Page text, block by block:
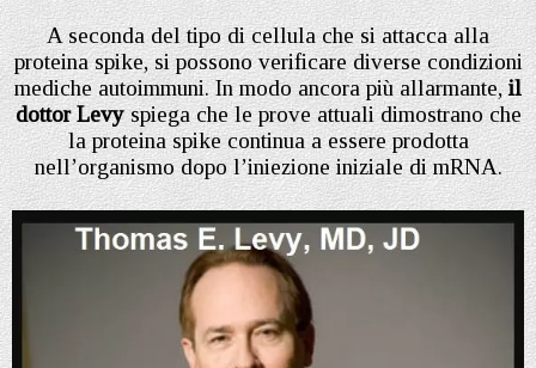
A seconda del tipo di cellula che si attacca alla
proteina spike, si possono verificare diverse condizioni
mediche autoimmuni. In modo ancora più allarmante,il
dottor Levyspiega che le prove attuali dimostrano che
la proteina spike continua a essere prodotta
nell’organismo dopo l’iniezione iniziale di mRNA.